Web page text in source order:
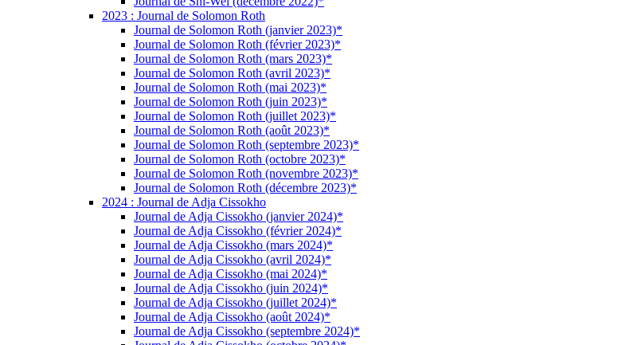
2023 : Journal de Solomon Roth
Journal de Solomon Roth (janvier 2023)*
Journal de Solomon Roth (février 2023)*
Journal de Solomon Roth (mars 2023)*
Journal de Solomon Roth (avril 2023)*
Journal de Solomon Roth (mai 2023)*
Journal de Solomon Roth (juin 2023)*
Journal de Solomon Roth (juillet 2023)*
Journal de Solomon Roth (août 2023)*
Journal de Solomon Roth (septembre 2023)*
Journal de Solomon Roth (octobre 2023)*
Journal de Solomon Roth (novembre 2023)*
Journal de Solomon Roth (décembre 2023)*
2024 : Journal de Adja Cissokho
Journal de Adja Cissokho (janvier 2024)*
Journal de Adja Cissokho (février 2024)*
Journal de Adja Cissokho (mars 2024)*
Journal de Adja Cissokho (avril 2024)*
Journal de Adja Cissokho (mai 2024)*
Journal de Adja Cissokho (juin 2024)*
Journal de Adja Cissokho (juillet 2024)*
Journal de Adja Cissokho (août 2024)*
Journal de Adja Cissokho (septembre 2024)*